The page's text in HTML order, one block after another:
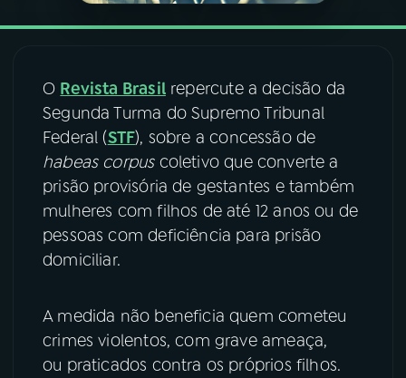
05PODCASTS
06VIDEOCASTS
07ÚLTIMAS
08 FESTIVAL DE MÚSICA
ACOMPANHE A RÁDIO NACIONAL
Instagram X
O Revista Brasilrepercute a decisão da
Segunda Turma do Supremo Tribunal
Federal (STF), sobre a concessão de
habeas corpuscoletivo que converte a
prisão provisória de gestantes e também
mulheres com filhos de até 12 anos ou de
pessoas com deficiência para prisão
domiciliar.
A medida não beneficia quem cometeu
crimes violentos, com grave ameaça,
ou praticados contra os próprios filhos.